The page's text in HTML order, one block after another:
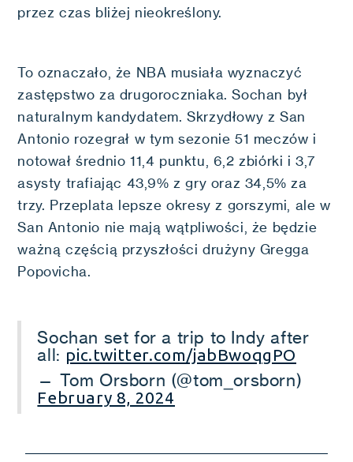
przez czas bliżej nieokreślony.
To oznaczało, że NBA musiała wyznaczyć
zastępstwo za drugoroczniaka. Sochan był
naturalnym kandydatem. Skrzydłowy z San
Antonio rozegrał w tym sezonie 51 meczów i
notował średnio 11,4 punktu, 6,2 zbiórki i 3,7
asysty trafiając 43,9% z gry oraz 34,5% za
trzy. Przeplata lepsze okresy z gorszymi, ale w
San Antonio nie mają wątpliwości, że będzie
ważną częścią przyszłości drużyny Gregga
Popovicha.
Sochan set for a trip to Indy after
all: pic.twitter.com/jabBwoqgPO
— Tom Orsborn (@tom_orsborn)
February 8, 2024